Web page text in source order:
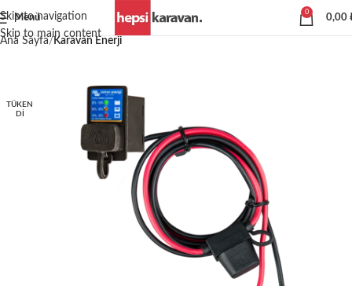
Skip to navigation
Skip to main content
Menü
0
0,00
Ana Sayfa Karavan Enerji
TÜKEN
DI